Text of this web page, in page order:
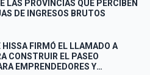
LAS PROVINCIAS QUE PERCIBEN
DE INGRESOS BRUTOS
HISSA FIRMÓ EL LLAMADO A
CONSTRUIR EL PASEO
EMPRENDEDORES Y